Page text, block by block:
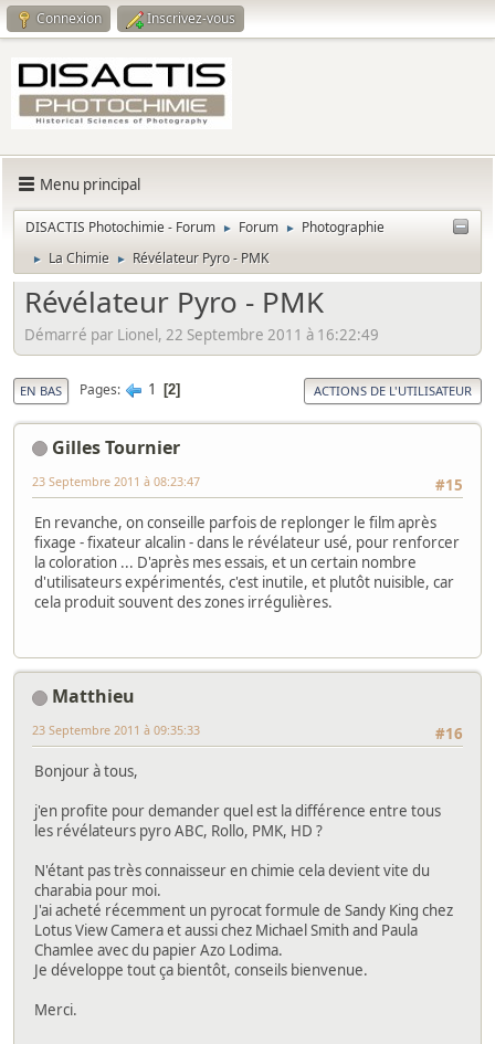
Connexion Inscrivez-vous
Menu principal
DISACTIS Photochimie - Forum ► Forum ► Photographie
► La Chimie ► Révélateur Pyro - PMK
Révélateur Pyro - PMK
Démarré par Lionel, 22 Septembre 2011 à 16:22:49
EN BAS Pages 1 2 ACTIONS DE L'UTILISATEUR
Gilles Tournier
#15
23 Septembre 2011 à 08:23:47
En revanche, on conseille parfois de replonger le film après
fixage - fixateur alcalin - dans le révélateur usé, pour renforcer
la coloration ... D'après mes essais, et un certain nombre
d'utilisateurs expérimentés, c'est inutile, et plutôt nuisible, car
cela produit souvent des zones irrégulières.
Matthieu
#16
23 Septembre 2011 à 09:35:33
Bonjour à tous,
j'en profite pour demander quel est la différence entre tous
les révélateurs pyro ABC, Rollo, PMK, HD ?
N'étant pas très connaisseur en chimie cela devient vite du
charabia pour moi.
J'ai acheté récemment un pyrocat formule de Sandy King chez
Lotus View Camera et aussi chez Michael Smith and Paula
Chamlee avec du papier Azo Lodima.
Je développe tout ça bientôt, conseils bienvenue.
Merci.